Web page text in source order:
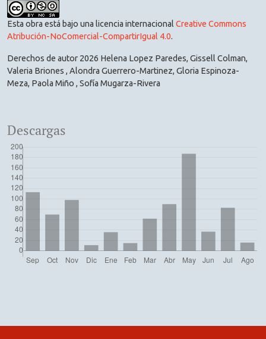
Esta obra está bajo una licencia internacional Creative Commons
Atribución-NoComercial-CompartirIgual 4.0.
Derechos de autor 2026 Helena Lopez Paredes, Gissell Colman,
Valeria Briones , Alondra Guerrero-Martinez, Gloria Espinoza-
Meza, Paola Miño , Sofía Mugarza-Rivera
Descargas